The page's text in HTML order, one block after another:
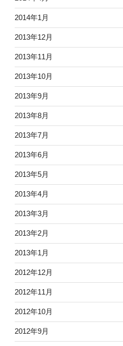
2014年1月
2013年12月
2013年11月
2013年10月
2013年9月
2013年8月
2013年7月
2013年6月
2013年5月
2013年4月
2013年3月
2013年2月
2013年1月
2012年12月
2012年11月
2012年10月
2012年9月